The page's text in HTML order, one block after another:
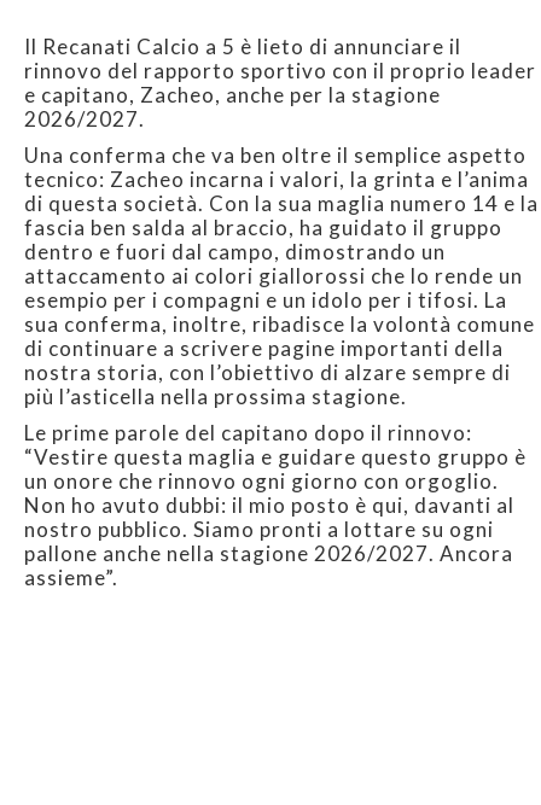
Il Recanati Calcio a 5 è lieto di annunciare il
rinnovo del rapporto sportivo con il proprio leader
e capitano, Zacheo, anche per la stagione
2026/2027.
Una conferma che va ben oltre il semplice aspetto
tecnico: Zacheo incarna i valori, la grinta e l’anima
di questa società. Con la sua maglia numero 14 e la
fascia ben salda al braccio, ha guidato il gruppo
dentro e fuori dal campo, dimostrando un
attaccamento ai colori giallorossi che lo rende un
esempio per i compagni e un idolo per i tifosi. La
sua conferma, inoltre, ribadisce la volontà comune
di continuare a scrivere pagine importanti della
nostra storia, con l’obiettivo di alzare sempre di
più l’asticella nella prossima stagione.
Le prime parole del capitano dopo il rinnovo:
“Vestire questa maglia e guidare questo gruppo è
un onore che rinnovo ogni giorno con orgoglio.
Non ho avuto dubbi: il mio posto è qui, davanti al
nostro pubblico. Siamo pronti a lottare su ogni
pallone anche nella stagione 2026/2027. Ancora
assieme”.